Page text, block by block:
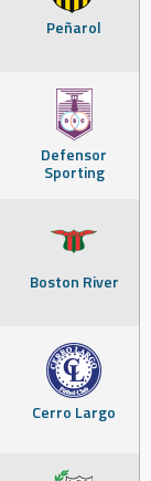
Peñarol
Defensor
Sporting
Boston River
Cerro Largo